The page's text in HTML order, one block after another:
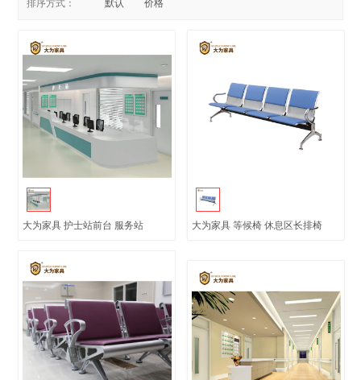
排序方式： 默认 价格
大为家具 护士站前台 服务站 大为家具 等候椅 休息区长排椅